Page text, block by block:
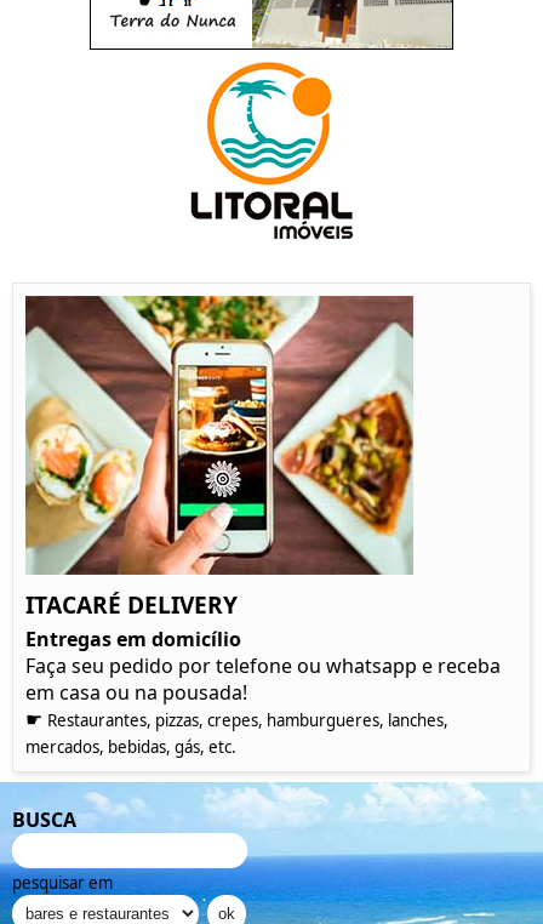
ITACARÉ DELIVERY
Entregas em domicílio
Faça seu pedido por telefone ou whatsapp e receba
em casa ou na pousada!
☛ Restaurantes, pizzas, crepes, hamburgueres, lanches,
mercados, bebidas, gás, etc.
BUSCA
pesquisar em